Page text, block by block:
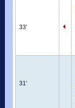
33'
31'